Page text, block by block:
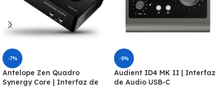
-7%
Antelope Zen Quadro
Synergy Core | Interfaz de
-9%
Audient ID4 MK II | Interfaz
de Audio USB-C